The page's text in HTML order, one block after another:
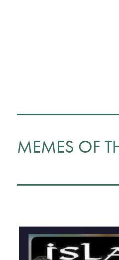
MEMES OF